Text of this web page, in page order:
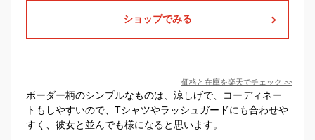
ショップでみる
価格と在庫を楽天でチェック >>
ボーダー柄のシンプルなものは、涼しげで、コーディネー
トもしやすいので、Tシャツやラッシュガードにも合わせや
すく、彼女と並んでも様になると思います。